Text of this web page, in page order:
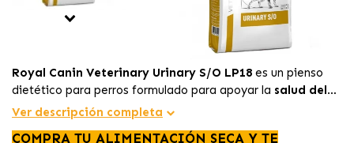
Royal Canin Veterinary Urinary S/O LP18 es un pienso
dietético para perros formulado para apoyar la salud del
tracto urinarioy ayudar en la
Ver descripción completa
COMPRA TU ALIMENTACIÓN SECA Y TE